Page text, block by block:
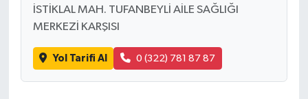
İSTİKLAL MAH. TUFANBEYLİ AİLE SAĞLIĞI
MERKEZİ KARŞISI
Yol Tarifi Al 0 (322) 781 87 87